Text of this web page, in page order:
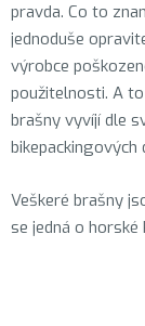
pravda. Co to
jednoduše
výrobce
použitelnosti. A
brašny vyvíjí dle
bikepackingových
Veškeré brašny
se jedná o horské